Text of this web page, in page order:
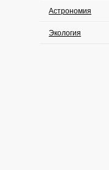
Астрономия
Экология